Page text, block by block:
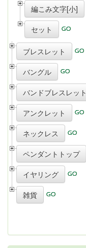
編こみ文字[小]
セット
ブレスレット
バングル
バンドブレスレット
アンクレット
ネックレス
ペンダントトップ
イヤリング
雑貨